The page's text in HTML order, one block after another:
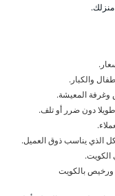
والكبار.
وغرفة المعيشة.
دون ضرر أو تلف.
الذي يناسب ذوق العميل.
الكويت.
بالكويت